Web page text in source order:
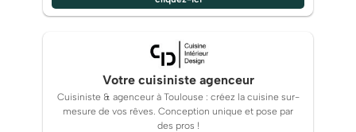
Votre cuisiniste agenceur
Cuisiniste & agenceur à Toulouse : créez la cuisine sur-
mesure de vos rêves. Conception unique et pose par
des pros !